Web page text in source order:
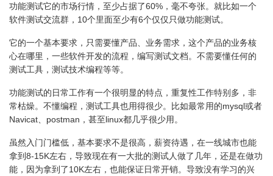
功能测试它的市场行情，至少占据了60%，毫不夸张。就比如一个
软件测试交流群，10个里面至少有6个仅仅只做功能测试。
它的一个基本要求 ，只需要懂产品、业务需求，这个产品的业务核
心在哪里，一些软件开发的流程，编写测试文档。不需要懂任何的
测试工具，测试技术编程等等。
功能测试的日常工作有一个很明显的特点 ，重复性工作特别多，非
常枯燥。不懂编程，测试工具也用得很少。比如最常用的mysql或者
Navicat、postman，甚至linux都几乎很少用。
虽然入门门槛低，基本要求不是很高，薪资待遇，在一线城市也能
拿到8-15K左右，导致现在有一大批的测试人做了几年，还是在做功
能，因为拿到了10K左右，也能保证日常开销。导致没有学习的兴